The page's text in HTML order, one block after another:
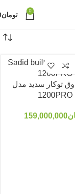
0 تومان
توکار سدید مدل
1200PRO
159,000,000